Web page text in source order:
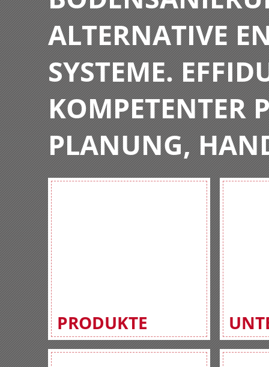
ALTERNATIVE
SYSTEME.
KOMPETENTER
PLANUNG,
PRODUKTE